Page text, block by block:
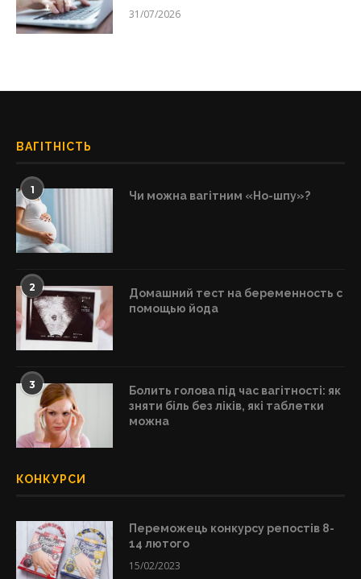
31/07/2026
ВАГІТНІСТЬ
1 Чи можна вагітним «Но-шпу»?
2
Домашний тест на беременность с
помощью йода
3
Болить голова під час вагітності: як
зняти біль без ліків, які таблетки
можна
КОНКУРСИ
Переможець конкурсу репостів 8-
14 лютого
15/02/2023